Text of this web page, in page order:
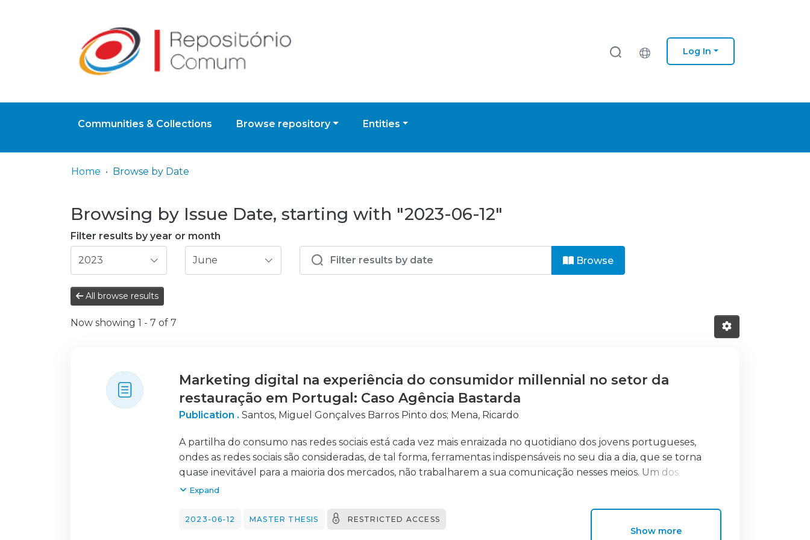
Log In
Communities & Collections Browse repository Entities
Home Browse by Date
Browsing by Issue Date, starting with "2023-06-12"
Filter results by year or month
Browse
All browse results
Now showing 1 - 7 of 7
Marketing digital na experiência do consumidor millennial no setor da
restauração em Portugal: Caso Agência Bastarda
Publication . Santos, Miguel Gonçalves Barros Pinto dos; Mena, Ricardo
A partilha do consumo nas redes sociais está cada vez mais enraizada no quotidiano dos jovens portugueses,
ondes as redes sociais são consideradas, de tal forma, ferramentas indispensáveis no seu dia a dia, que se torna
quase inevitável para a maioria dos mercados, não trabalharem a sua comunicação nesses meios. Um dos
mercados mais afetados por esta mudança de comportamento, sobretudo após a pandemia covid-19, foi sem
e exigente, existe uma grande necessidade dos estabelecimentos se reinventarem para que se diferenciem da
Expand
2023-06-12 MASTER THESIS RESTRICTED ACCESS
Show more